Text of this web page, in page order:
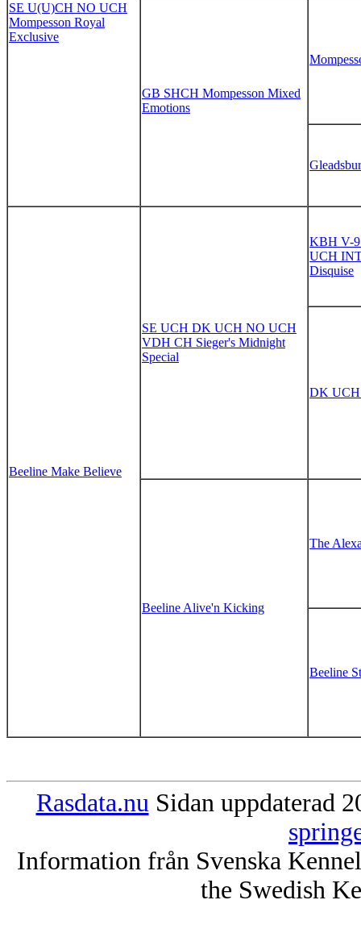
SE U(U)CH NO UCH
Mompesson Royal
Exclusive
GB SHCH Mompesson Mixed
Emotions
Beeline Make Believe
SE UCH DK UCH NO UCH
VDH CH Sieger's Midnight
Special
KBH V-
UCH
Disquise
DK UCH
Beeline Alive'n Kicking
The
Beeline
Rasdata.nuSidan uppdaterad
Information från Svenska
the Swedish